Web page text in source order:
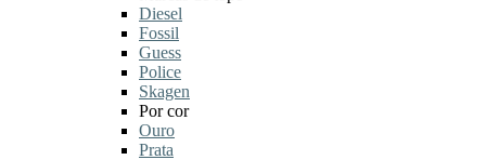
Diesel
Fossil
Guess
Police
Skagen
Por cor
Ouro
Prata